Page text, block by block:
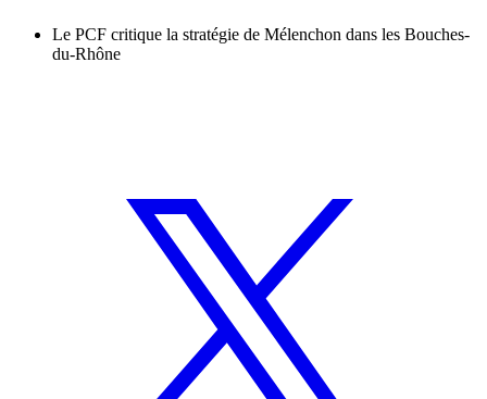
Le PCF critique la stratégie de Mélenchon dans les Bouches-
du-Rhône